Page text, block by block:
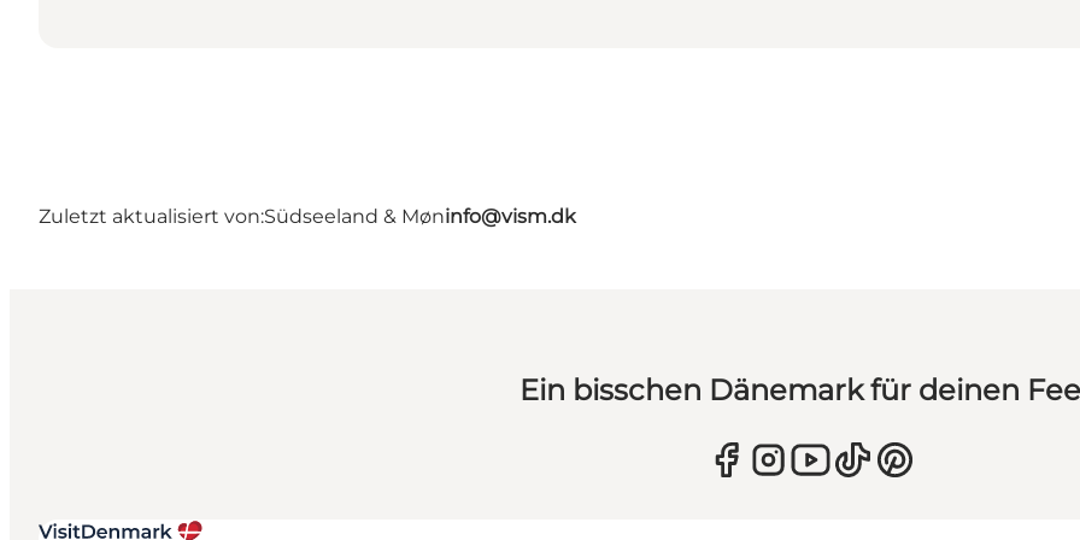
Zuletzt aktualisiert von:Südseeland & Møninfo@vism.dk
Ein bisschen Dänemark für deinen